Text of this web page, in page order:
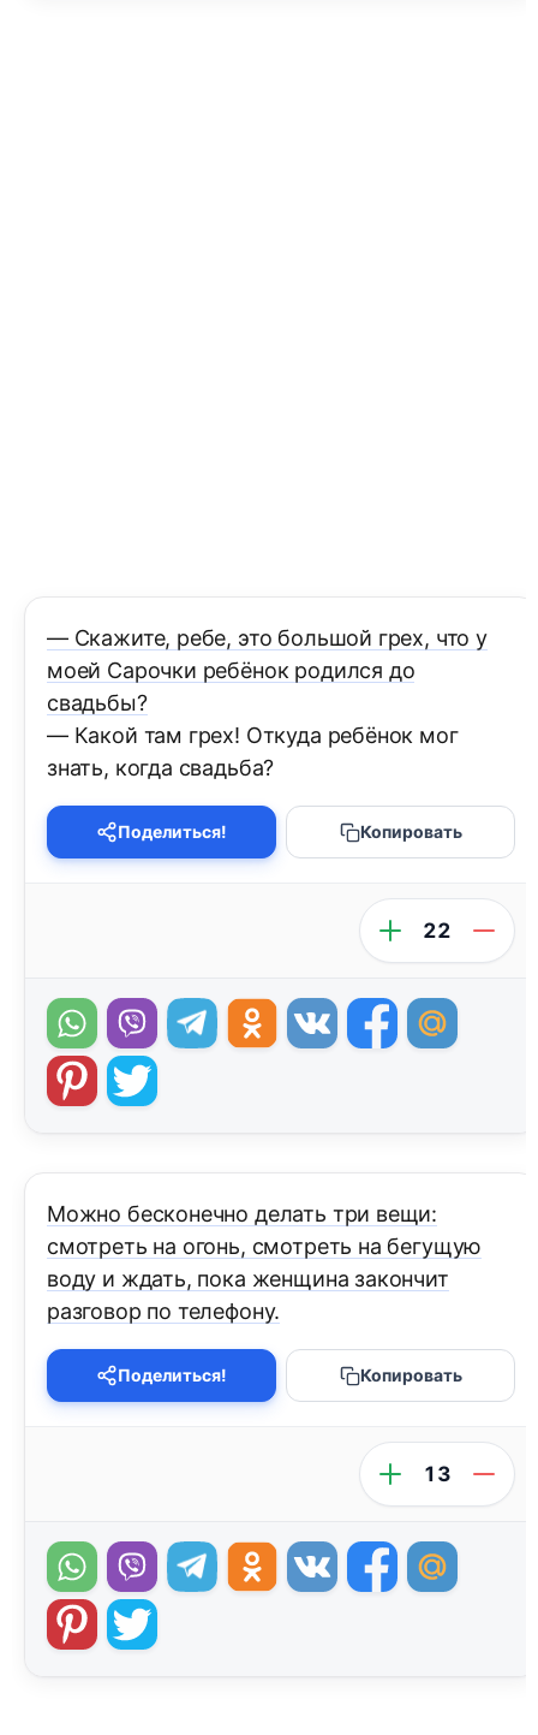
— Скажите, ребе, это большой грех, что у
моей Сарочки ребёнок родился до
свадьбы?
— Какой там грех! Откуда ребёнок мог
знать, когда свадьба?
Поделиться! Копировать
22
Можно бесконечно делать три вещи:
смотреть на огонь, смотреть на бегущую
воду и ждать, пока женщина закончит
разговор по телефону.
Поделиться! Копировать
13